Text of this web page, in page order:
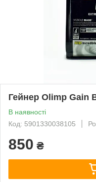
Гейнер Olimp Gain
В наявності
Код: 5901330038105
850 ₴